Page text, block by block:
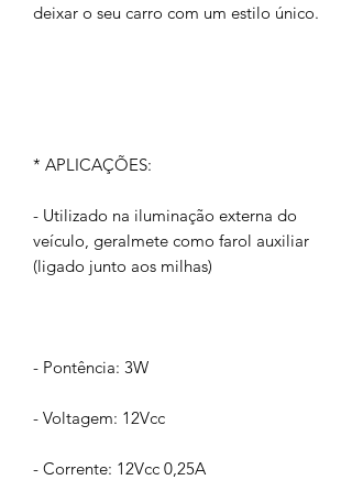
deixar o seu carro com um estilo único.
* APLICAÇÕES:
- Utilizado na iluminação externa do
veículo, geralmete como farol auxiliar
(ligado junto aos milhas)
- Pontência: 3W
- Voltagem: 12Vcc
- Corrente: 12Vcc 0,25A